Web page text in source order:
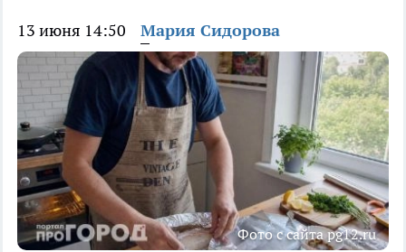
13 июня 14:50 Мария Сидорова
Фото с сайта pg12.ru